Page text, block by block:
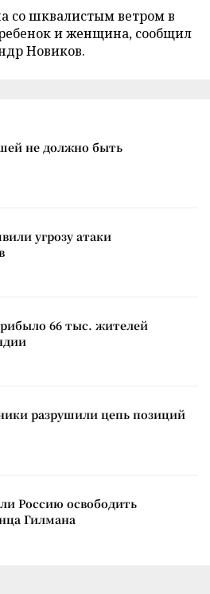
со шквалистым ветром в
и женщина, сообщил
Новиков.
не должно быть
угрозу атаки
66 тыс. жителей
разрушили цепь позиций
Россию освободить
Гилмана